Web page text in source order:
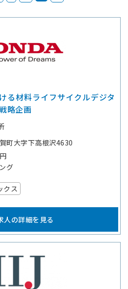
る材料ライフサイクルデジタ
略企画
町大字下高根沢4630
グ
クス
人の詳細を見る